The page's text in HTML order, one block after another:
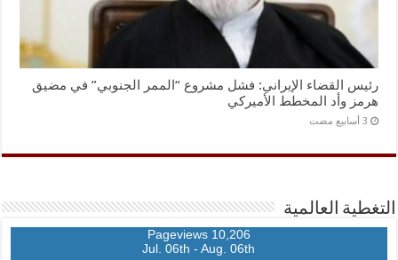
رئيس القضاء الإيراني: فشل مشروع “الممر الجنوبي” في مضيق
هرمز وأد المخطط الأميركي
التغطية العالمية
10,206 Pageviews
Jul. 06th - Aug. 06th